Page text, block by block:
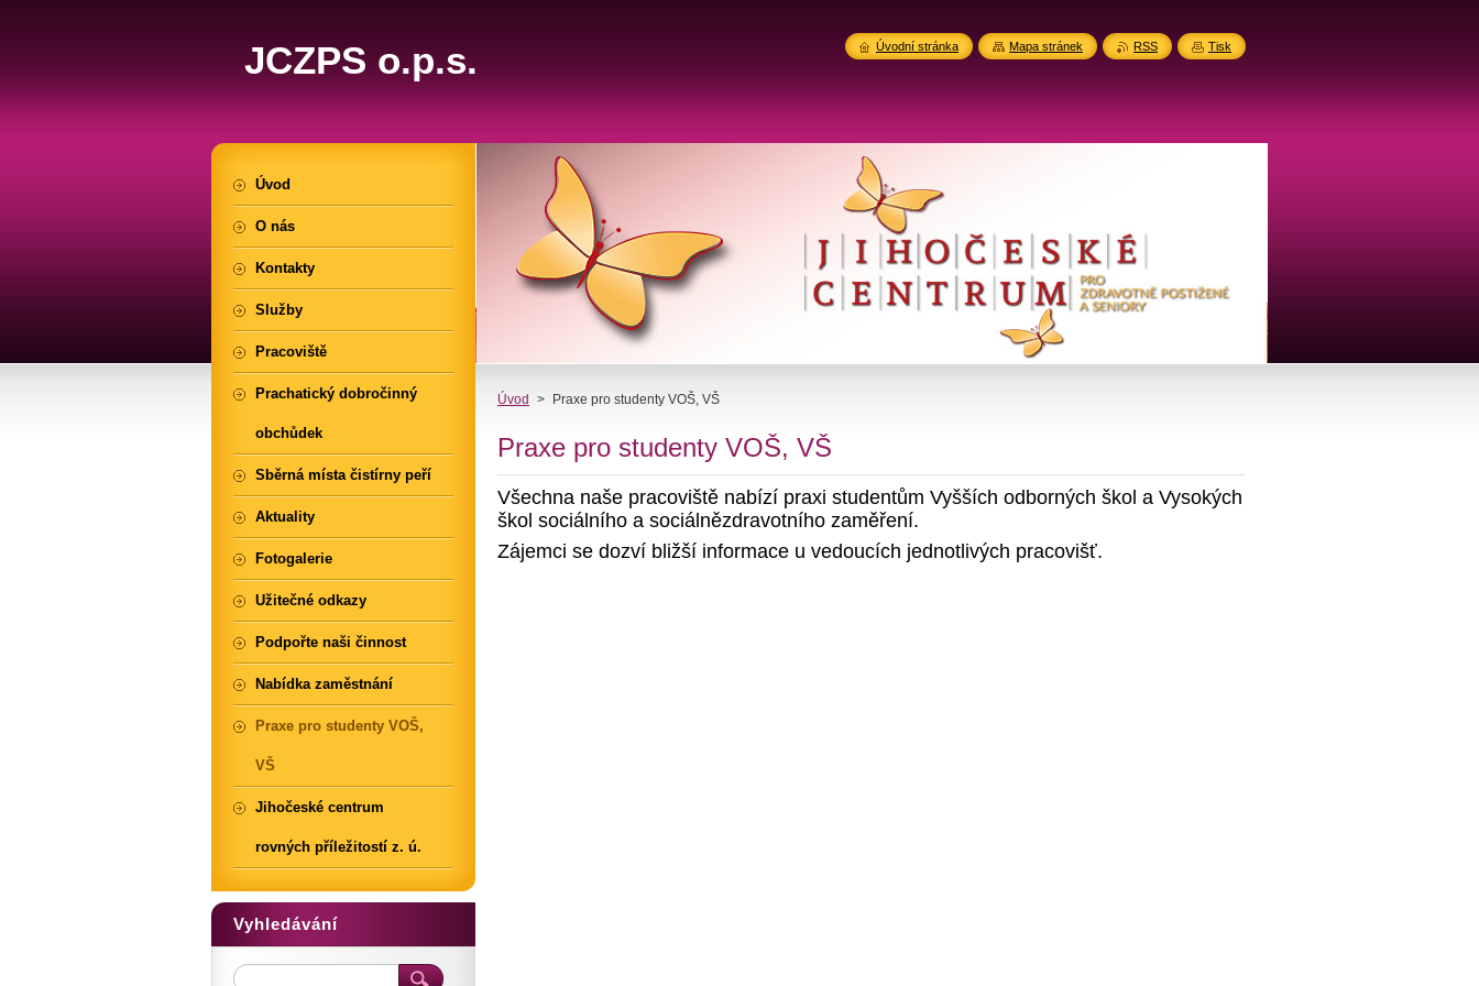
JCZPS o.p.s.
Úvod > Praxe pro studenty VOŠ, VŠ
Praxe pro studenty VOŠ, VŠ
Všechna naše pracoviště nabízí praxi studentům Vyšších odborných škol a Vysokých
škol sociálního a sociálnězdravotního zaměření.
Zájemci se dozví bližší informace u vedoucích jednotlivých pracovišť.
Úvod
O nás
Kontakty
Služby
Pracoviště
Prachatický dobročinný
obchůdek
Sběrná místa čistírny peří
Aktuality
Fotogalerie
Užitečné odkazy
Podpořte naši činnost
Nabídka zaměstnání
Praxe pro studenty VOŠ,
VŠ
Jihočeské centrum
rovných příležitostí z. ú.
Vyhledávání
Úvodní stránka Mapa stránek RSS Tisk